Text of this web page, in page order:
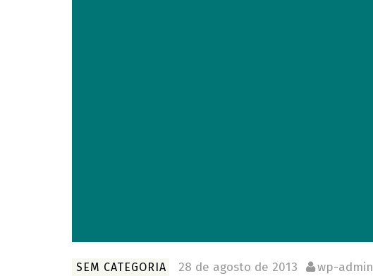
SEM CATEGORIA 28 de agosto de 2013 wp-admin